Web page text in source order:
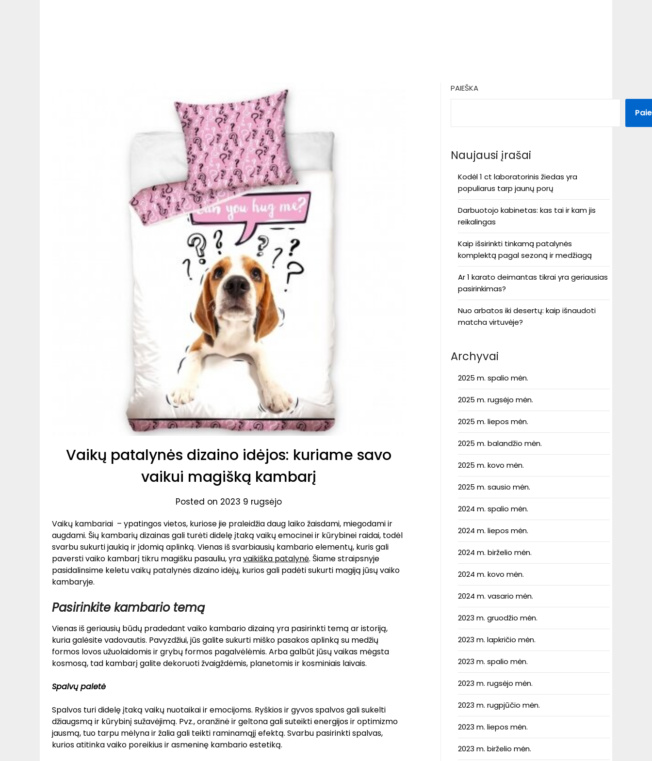
Vaikų patalynės dizaino idėjos: kuriame savo
vaikui magišką kambarį
Posted on 2023 9 rugsėjo
Vaikų kambariai – ypatingos vietos, kuriose jie praleidžia daug laiko žaisdami, miegodami ir
augdami. Šių kambarių dizainas gali turėti didelę įtaką vaikų emocinei ir kūrybinei raidai, todėl
svarbu sukurti jaukią ir įdomią aplinką. Vienas iš svarbiausių kambario elementų, kuris gali
paversti vaiko kambarį tikru magišku pasauliu, yravaikiška patalynė. Šiame straipsnyje
pasidalinsime keletu vaikų patalynės dizaino idėjų, kurios gali padėti sukurti magiją jūsų vaiko
kambaryje.
Pasirinkite kambario temą
Vienas iš geriausių būdų pradedant vaiko kambario dizainą yra pasirinkti temą ar istoriją,
kuria galėsite vadovautis. Pavyzdžiui, jūs galite sukurti miško pasakos aplinką su medžių
formos lovos užuolaidomis ir grybų formos pagalvėlėmis. Arba galbūt jūsų vaikas mėgsta
kosmosą, tad kambarį galite dekoruoti žvaigždėmis, planetomis ir kosminiais laivais.
Spalvų paletė
Spalvos turi didelę įtaką vaikų nuotaikai ir emocijoms. Ryškios ir gyvos spalvos gali sukelti
džiaugsmą ir kūrybinį sužavėjimą. Pvz., oranžinė ir geltona gali suteikti energijos ir optimizmo
jausmą, tuo tarpu mėlyna ir žalia gali teikti raminamąjį efektą. Svarbu pasirinkti spalvas,
kurios atitinka vaiko poreikius ir asmeninę kambario estetiką.
PAIEŠKA
Naujausi įrašai
Kodėl 1 ct laboratorinis žiedas yra
populiarus tarp jaunų porų
Darbuotojo kabinetas: kas tai ir kam jis
reikalingas
Kaip išsirinkti tinkamą patalynės
komplektą pagal sezoną ir medžiagą
Ar 1 karato deimantas tikrai yra geriausias
pasirinkimas?
Nuo arbatos iki desertų: kaip išnaudoti
matcha virtuvėje?
Archyvai
2025 m. spalio mėn.
2025 m. rugsėjo mėn.
2025 m. liepos mėn.
2025 m. balandžio mėn.
2025 m. kovo mėn.
2025 m. sausio mėn.
2024 m. spalio mėn.
2024 m. liepos mėn.
2024 m. birželio mėn.
2024 m. kovo mėn.
2024 m. vasario mėn.
2023 m. gruodžio mėn.
2023 m. lapkričio mėn.
2023 m. spalio mėn.
2023 m. rugsėjo mėn.
2023 m. rugpjūčio mėn.
2023 m. liepos mėn.
2023 m. birželio mėn.